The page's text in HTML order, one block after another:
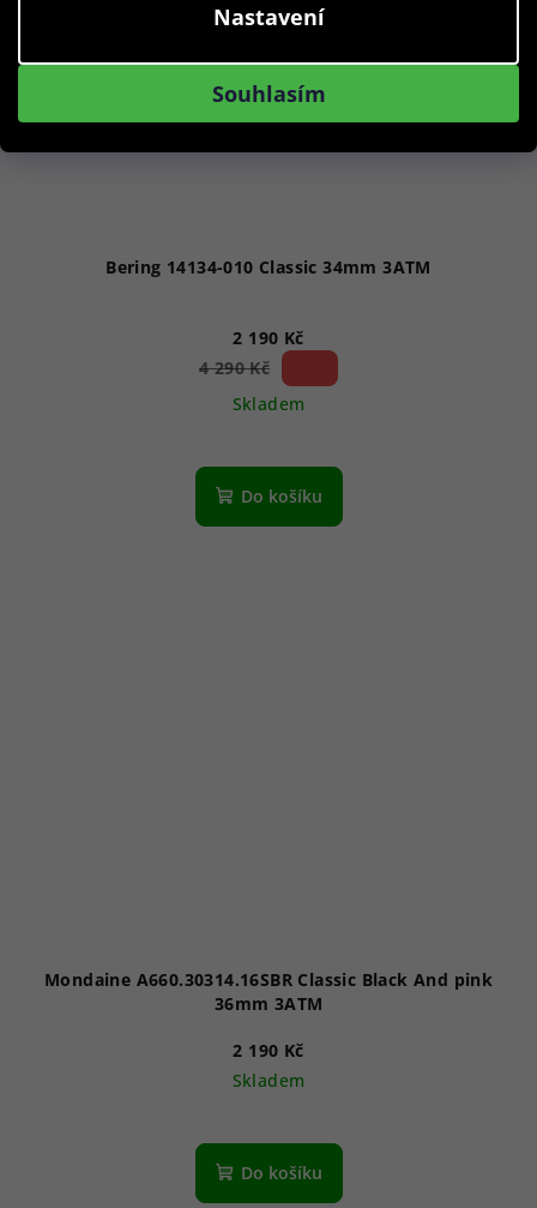
Nastavení
Souhlasím
Bering 14134-010 Classic 34mm 3ATM
2 190 Kč
4 290 Kč
Skladem
Do košíku
Mondaine A660.30314.16SBR Classic Black And pink
36mm 3ATM
2 190 Kč
Skladem
Do košíku